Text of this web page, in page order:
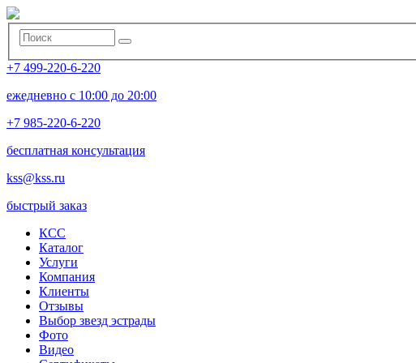
+7 499-220-6-220
ежедневно с 10:00 до 20:00
+7 985-220-6-220
бесплатная консультация
kss@kss.ru
быстрый заказ
КСС
Каталог
Услуги
Компания
Клиенты
Oтзывы
Выбор звезд эстрады
Фото
Видео